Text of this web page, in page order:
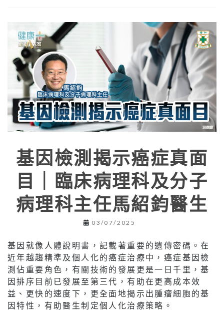
基因檢測揭示癌症真面
目｜臨床病理科及分子
病理科主任馬紹鈞醫生
03/07/2025
基因就像人體說明書，記載著重要的遺傳密碼。在
近年越趨精準及個人化的癌症治療中，癌症基因檢
測佔重要角色，有關技術的發展更是一日千里，基
因排序目前已發展至第三代，有助在更高成本效
益、更快的速度下，更全面地揭示出腫瘤細胞的基
因特性，有助醫生制定個人化治療策略。